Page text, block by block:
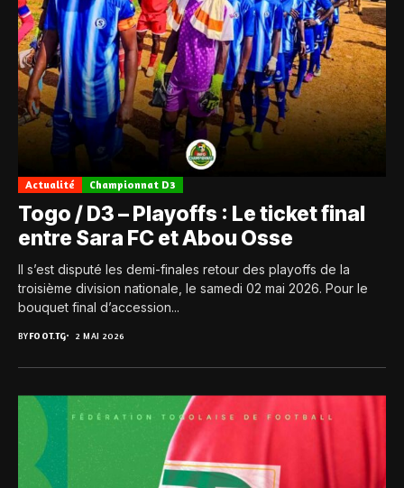
Actualité Championnat D3
Togo / D3 – Playoffs : Le ticket final
entre Sara FC et Abou Osse
Il s’est disputé les demi-finales retour des playoffs de la
troisième division nationale, le samedi 02 mai 2026. Pour le
bouquet final d’accession...
BYFOOT.TG 2 MAI 2026